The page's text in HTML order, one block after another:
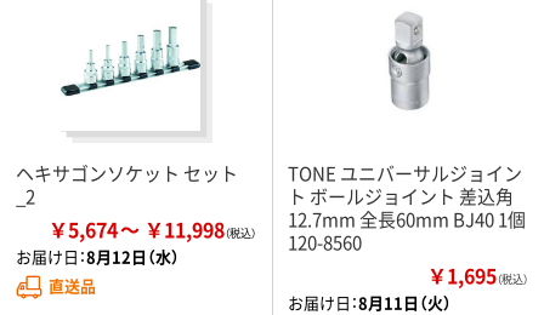
ヘキサゴンソケット セット
_2
￥5,674 ￥11,998
お届け日：8月12日（水）
直送品
TONE ユニバーサルジョイン
ト ボールジョイント 差込角
12.7mm 全長60mm BJ40 1個
120-8560
￥1,695（税込）
お届け日：8月11日（火）